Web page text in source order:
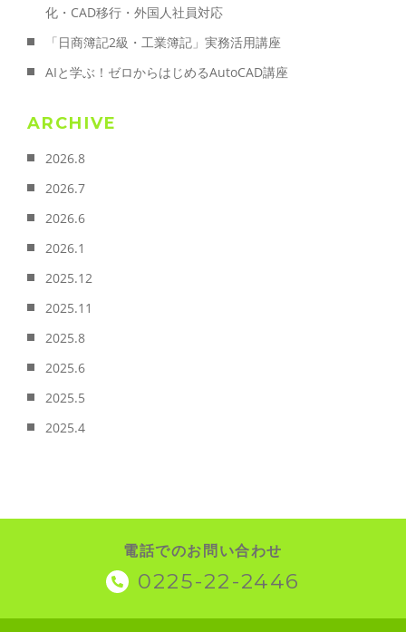
化・CAD移行・外国人社員対応
「日商簿記2級・工業簿記」実務活用講座
AIと学ぶ！ゼロからはじめるAutoCAD講座
ARCHIVE
2026.8
2026.7
2026.6
2026.1
2025.12
2025.11
2025.8
2025.6
2025.5
2025.4
電話でのお問い合わせ
0225-22-2446